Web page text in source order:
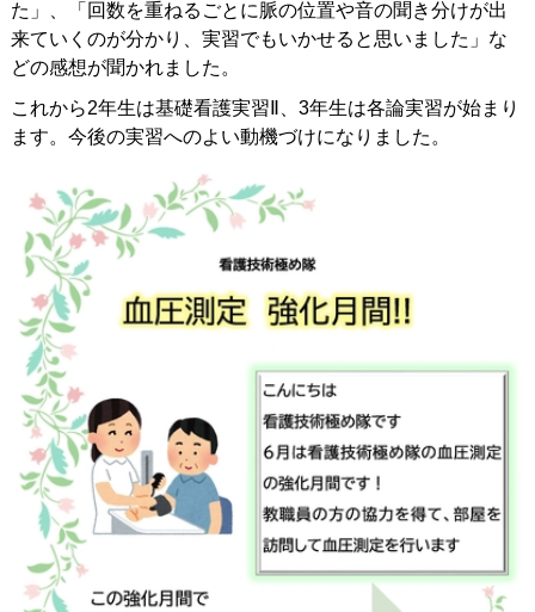
た」、「回数を重ねるごとに脈の位置や音の聞き分けが出
来ていくのが分かり、実習でもいかせると思いました」な
どの感想が聞かれました。
これから2年生は基礎看護実習Ⅱ、3年生は各論実習が始まり
ます。今後の実習へのよい動機づけになりました。